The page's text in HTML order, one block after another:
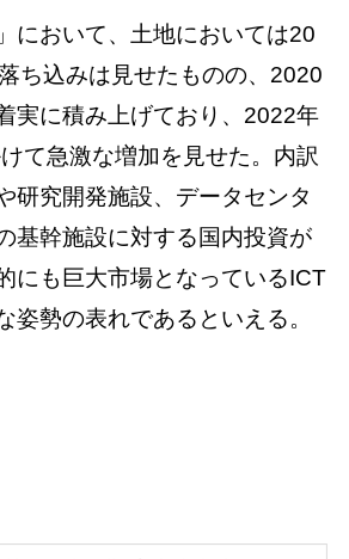
において、土地においては20
ち込みは見せたものの、2020
実に積み上げており、2022年
て急激な増加を見せた。内訳
研究開発施設、データセンタ
基幹施設に対する国内投資が
にも巨大市場となっているICT
姿勢の表れであるといえる。